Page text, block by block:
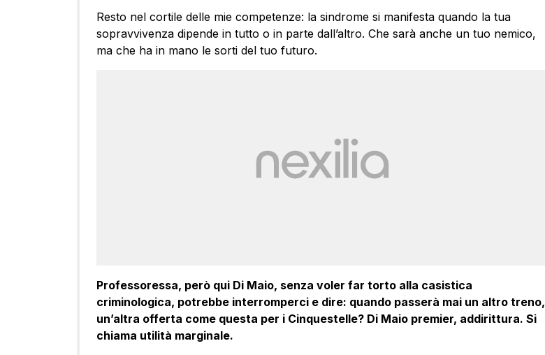
Resto nel cortile delle mie competenze: la sindrome si manifesta quando la tua
sopravvivenza dipende in tutto o in parte dall’altro. Che sarà anche un tuo nemico,
ma che ha in mano le sorti del tuo futuro.
Professoressa, però qui Di Maio, senza voler far torto alla casistica
criminologica, potrebbe interromperci e dire: quando passerà mai un altro treno,
un’altra offerta come questa per i Cinquestelle? Di Maio premier, addirittura. Si
chiama utilità marginale.